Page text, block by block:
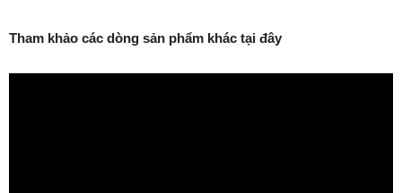
Tham khảo các dòng sản phẩm khác tại đây